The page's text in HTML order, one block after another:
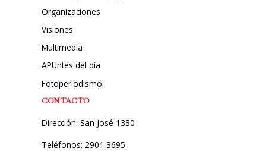
Organizaciones
Visiones
Multimedia
APUntes del día
Fotoperiodismo
CONTACTO
Dirección: San José 1330
Teléfonos: 2901 3695